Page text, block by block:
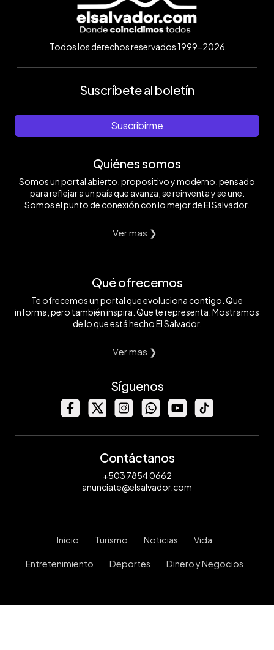
Todos los derechos reservados 1999-2026
Suscríbete al boletín
Suscribirme
Quiénes somos
Somos un portal abierto, propositivo y moderno, pensado
para reflejar a un país que avanza, se reinventa y se une.
Somos el punto de conexión con lo mejor de El Salvador.
Ver mas ❯
Qué ofrecemos
Te ofrecemos un portal que evoluciona contigo. Que
informa, pero también inspira. Que te representa. Mostramos
de lo que está hecho El Salvador.
Ver mas ❯
Síguenos
Contáctanos
+503 7854 0662
anunciate@elsalvador.com
Inicio Turismo Noticias Vida
Entretenimiento Deportes Dinero y Negocios